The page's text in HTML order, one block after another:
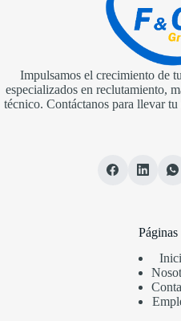
Impulsamos el crecimiento de
especializados en reclutamiento,
técnico. Contáctanos para llevar
Páginas